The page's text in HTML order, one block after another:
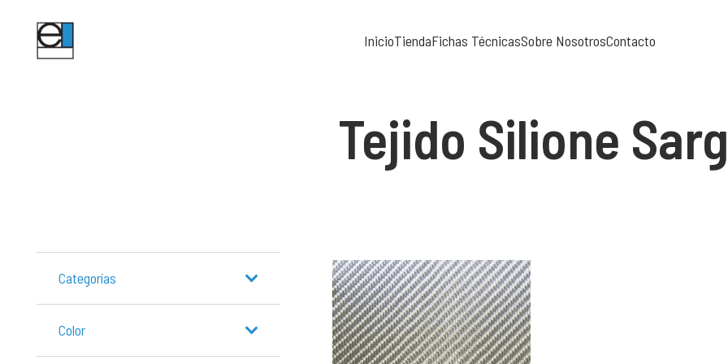
InicioTiendaFichas TécnicasSobre NosotrosContacto
Tejido Silione
Categorías
Color